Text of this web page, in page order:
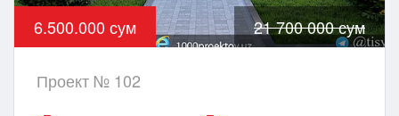
6.500.000 сум 21 700 000 сум
Проект № 102